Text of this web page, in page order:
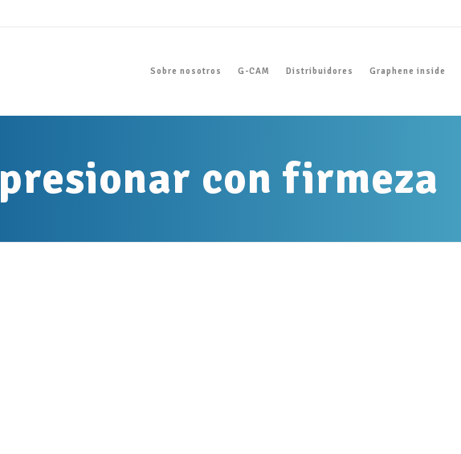
Sobre nosotros G-CAM Distribuidores Graphene inside
presionar con firmeza